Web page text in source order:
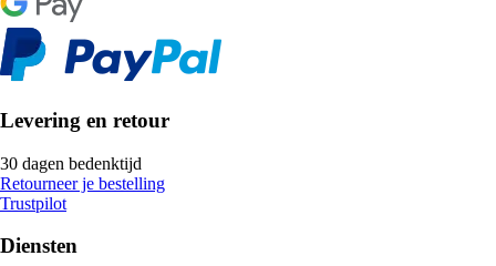
Levering en retour
30 dagen bedenktijd
Retourneer je bestelling
Trustpilot
Diensten